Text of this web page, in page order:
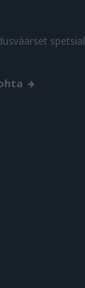
GOOGLE
in with Apple